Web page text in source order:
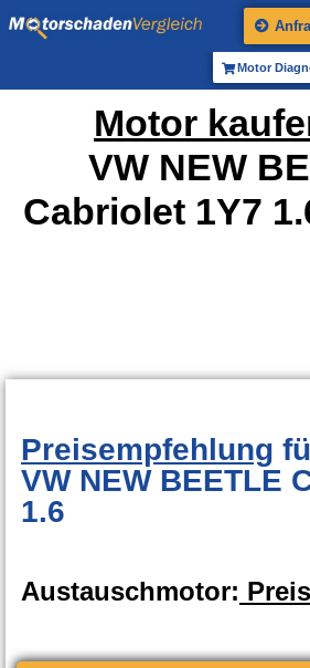
Motor
Motor
VW NEW
Cabriolet 1Y7
Preisempfehlung
VW NEW BEETLE
1.6
Austauschmotor: